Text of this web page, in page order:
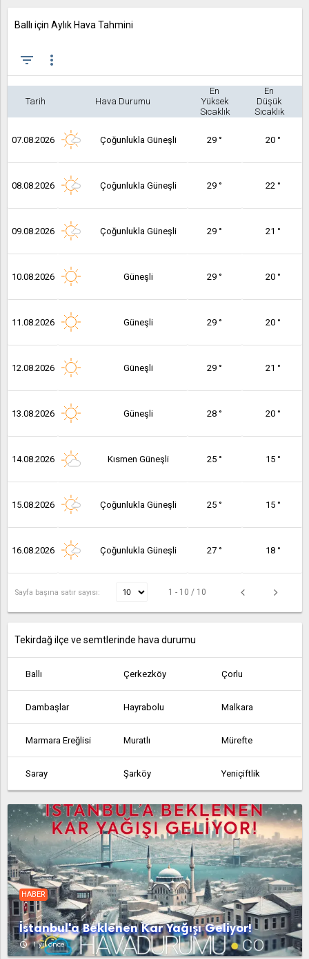
Ballı için Aylık Hava Tahmini
filter_list more_vert
Tarih Hava Durumu
En
Yüksek
Sıcaklık
En
Düşük
Sıcaklık
07.08.2026 Çoğunlukla Güneşli 29 ° 20 °
08.08.2026 Çoğunlukla Güneşli 29 ° 22 °
09.08.2026 Çoğunlukla Güneşli 29 ° 21 °
10.08.2026 Güneşli 29 ° 20 °
11.08.2026 Güneşli 29 ° 20 °
12.08.2026 Güneşli 29 ° 21 °
13.08.2026 Güneşli 28 ° 20 °
14.08.2026 Kısmen Güneşli 25 ° 15 °
15.08.2026 Çoğunlukla Güneşli 25 ° 15 °
16.08.2026 Çoğunlukla Güneşli 27 ° 18 °
Sayfa başına satır sayısı: 1 - 10 / 10
Tekirdağ ilçe ve semtlerinde hava durumu
Ballı Çerkezköy Çorlu
Dambaşlar Hayrabolu Malkara
Marmara Ereğlisi Muratlı Mürefte
Saray Şarköy Yeniçiftlik
Yürük Süleymanpaşa
HABER
İstanbul'a Beklenen Kar Yağışı Geliyor!
access_time 1 yıl önce